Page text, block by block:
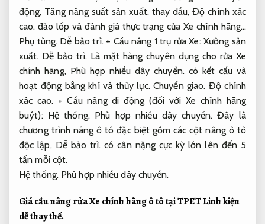
động, Tăng năng suất sản xuất.thay dầu,Độ chính xác
cao. đảo lốp và đánh giá thực trạng của Xe chính hãng…
Phụ tùng. Dễ bảo trì.+ Cầu nâng 1 trụ rửa Xe: Xưởng sản
xuất. Dễ bảo trì. Là mặt hàng chuyên dụng cho rửa Xe
chính hãng, Phù hợp nhiều dây chuyền.có kết cấu và
hoạt động bằng khí và thủy lực.Chuyển giao. Độ chính
xác cao. + Cầu nâng di động (đối với Xe chính hãng
buýt): Hệ thống. Phù hợp nhiều dây chuyền. Đây là
chương trình nâng ô tô đặc biệt gồm các cột nâng ô tô
độc lập, Dễ bảo trì. có cân nặng cực kỳ lớn lên đến 5
tấn mỗi cột.
Hệ thống. Phù hợp nhiều dây chuyền.
Giá cầu nâng rửa Xe chính hãng ô tô tại TPETLinh kiện
dễ thay thế.